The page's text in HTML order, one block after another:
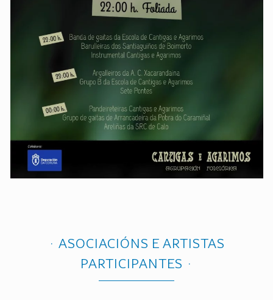
ASOCIACIÓNS E ARTISTAS
PARTICIPANTES